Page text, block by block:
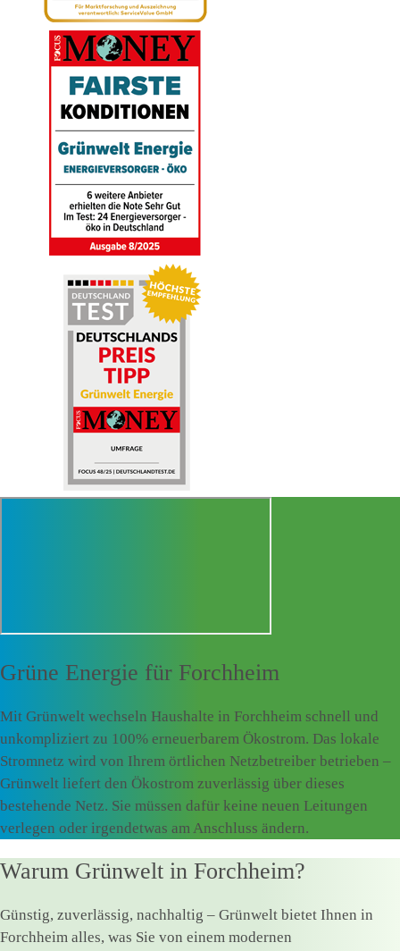
Grüne Energie für Forchheim
Mit Grünwelt wechseln Haushalte in Forchheim schnell und
unkompliziert zu 100% erneuerbarem Ökostrom. Das lokale
Stromnetz wird von Ihrem örtlichen Netzbetreiber betrieben –
Grünwelt liefert den Ökostrom zuverlässig über dieses
bestehende Netz. Sie müssen dafür keine neuen Leitungen
verlegen oder irgendetwas am Anschluss ändern.
Warum Grünwelt in Forchheim?
Günstig, zuverlässig, nachhaltig – Grünwelt bietet Ihnen in
Forchheim alles, was Sie von einem modernen